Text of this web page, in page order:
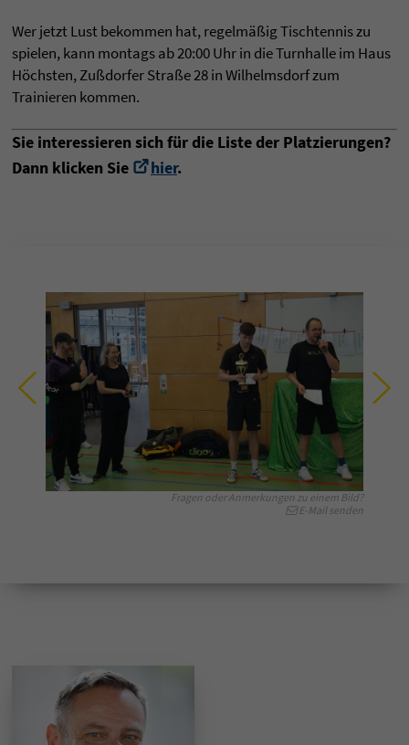
Wer jetzt Lust bekommen hat, regelmäßig Tischtennis zu
spielen, kann montags ab 20:00 Uhr in die Turnhalle im Haus
Höchsten, Zußdorfer Straße 28 in Wilhelmsdorf zum
Trainieren kommen.
Sie interessieren sich für die Liste der Platzierungen?
Dann klicken Sie
hier.
Fragen oder Anmerkungen zu einem Bild?
E-Mail senden